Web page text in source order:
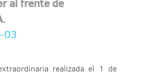
al frente de
03
realizada el 1 de